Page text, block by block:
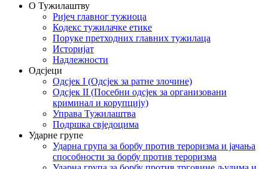
О Тужилаштву
Ријеч главног тужиоца
Кодекс тужилачке етике
Поруке претходних главних тужилаца
Историјат
Надлежности
Одсјеци
Одсјек I (Одсјек за ратне злочине)
Одсјек II (Посебни одсјек за организовани
криминал и корупцију)
Управа Тужилаштва
Подршка свједоцима
Ударне групе
Ударна група за борбу против тероризма и јачања
способности за борбу против тероризма